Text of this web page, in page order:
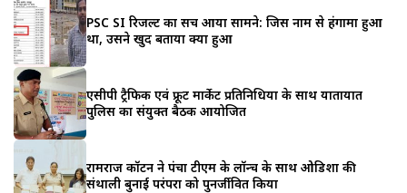
PSC SI रिजल्ट का सच आया सामने: जिस नाम से हंगामा हुआ
था, उसने खुद बताया क्या हुआ
एसीपी ट्रैफिक एवं फ्रूट मार्केट प्रतिनिधियों के साथ यातायात
पुलिस का संयुक्त बैठक आयोजित
रामराज कॉटन ने पंचा टीएम के लॉन्च के साथ ओडिशा की
संथाली बुनाई परंपरा को पुनर्जीवित किया